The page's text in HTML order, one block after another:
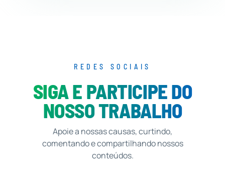
REDES SOCIAIS
SIGA E PARTICIPE DO
NOSSO TRABALHO
Apoie a nossas causas, curtindo,
comentando e compartilhando nossos
conteúdos.